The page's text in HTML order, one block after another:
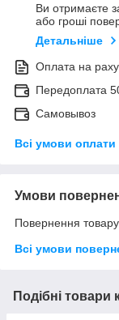
Ви отримаєте
або гроші
Детальніше
Оплата на
Передоплата
Самовывоз
Всі умови оплати
Умови
Повернення
Всі умови
Подібні товари